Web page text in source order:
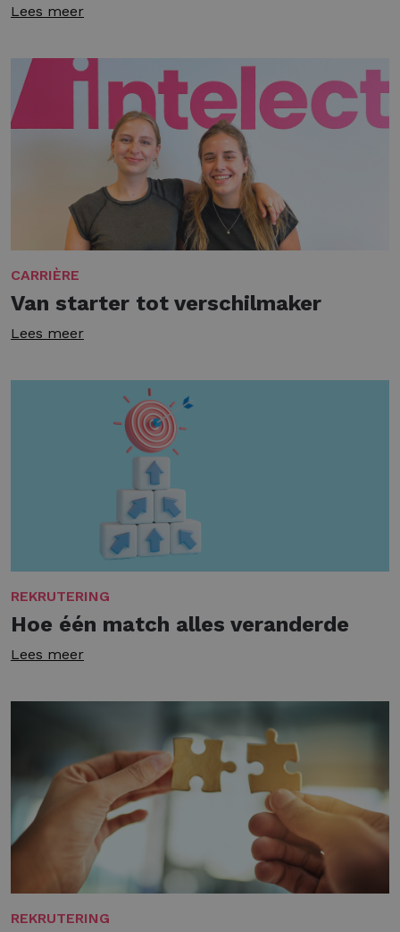
Lees meer
CARRIÈRE
Van starter tot verschilmaker
Lees meer
REKRUTERING
Hoe één match alles veranderde
Lees meer
REKRUTERING